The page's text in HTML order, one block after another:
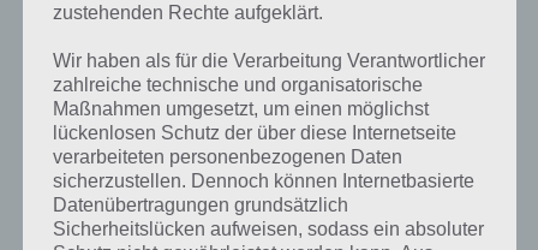
Spritze ist die Lösung für das tägliche Bonus Rätsel am 11.11.2022 in
4 Bilder 1 Wort, doch welche Bedeutung hat dieses eigentlich und
was gibt es dazu zu wissen? Passt das Wort auch zu Heureka, also
handelt es sich hierbei um eine interessante Erfindung? Zu
bestimmten Lösungen präsentieren wir daher auch immer eine
kurze Begriffserklärung!
Zu Spritze haben wir zunächst keine weiteren Informationen parat!
zustehenden Rechte aufgeklärt.
Wir haben als für die Verarbeitung Verantwortlicher
zahlreiche technische und organisatorische
Maßnahmen umgesetzt, um einen möglichst
lückenlosen Schutz der über diese Internetseite
verarbeiteten personenbezogenen Daten
sicherzustellen. Dennoch können Internetbasierte
Datenübertragungen grundsätzlich
Sicherheitslücken aufweisen, sodass ein absoluter